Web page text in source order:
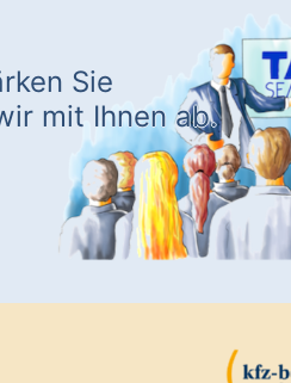
Sie
mit Ihnen ab.